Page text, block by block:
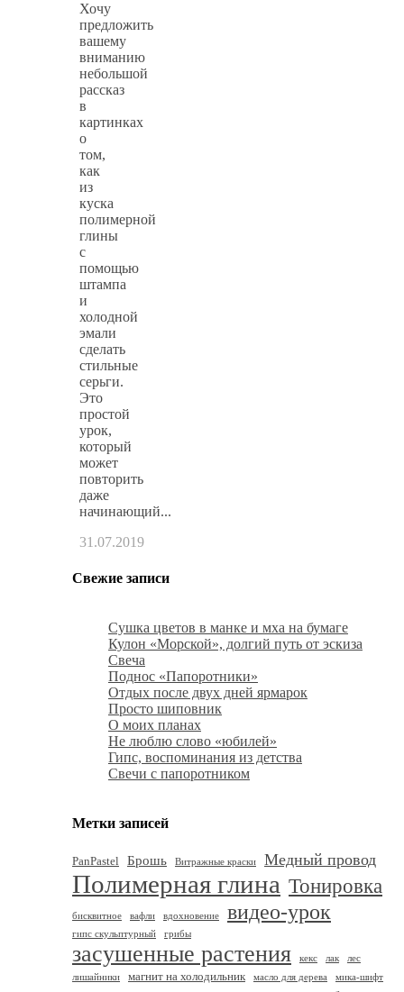
Хочу
предложить
вашему
вниманию
небольшой
рассказ
в
картинках
о
том,
как
из
куска
полимерной
глины
с
помощью
штампа
и
холодной
эмали
сделать
стильные
серьги.
Это
простой
урок,
который
может
повторить
даже
начинающий...
31.07.2019
Свежие записи
Сушка цветов в манке и мха на бумаге
Кулон «Морской», долгий путь от эскиза
Свеча
Поднос «Папоротники»
Отдых после двух дней ярмарок
Просто шиповник
О моих планах
Не люблю слово «юбилей»
Гипс, воспоминания из детства
Свечи с папоротником
Метки записей
PanPastel Брошь Витражные краски Медный провод
Полимерная глина Тонировка
бисквитное вафли вдохновение видео-урок
гипс скульптурный грибы
засушенные растения кекс лак
лес
лишайники
магнит на холодильник масло для дерева мика-шифт